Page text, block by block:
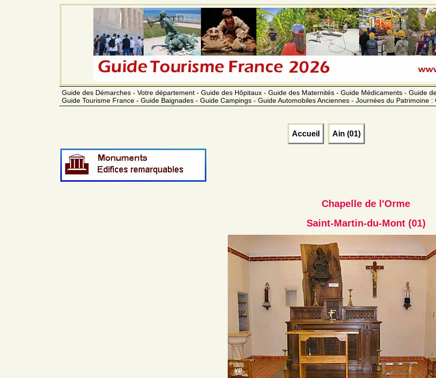
Guide des Démarches - Votre département - Guide des Hôpitaux - Guide des Maternités - Guide Médicaments - Guide
Guide Tourisme France - Guide Baignades - Guide Campings - Guide Automobiles Anciennes - Journées du Patrimoine :
Accueil Ain (01)
Chapelle de l'Orme
Saint-Martin-du-Mont (01)